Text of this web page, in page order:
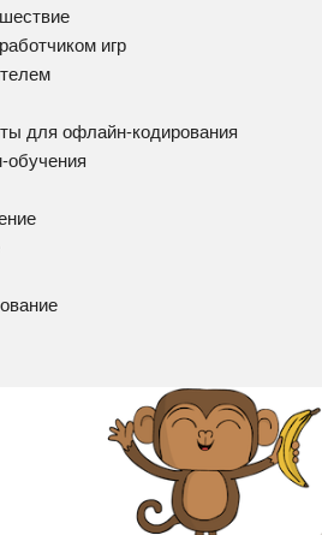
игр
для офлайн-кодирования
обучения